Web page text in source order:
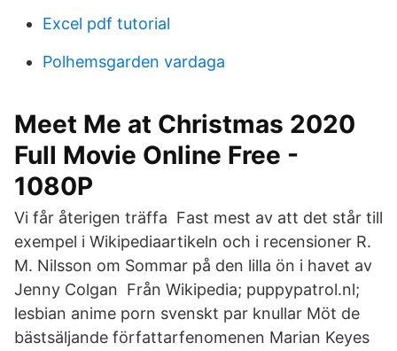
Excel pdf tutorial
Polhemsgarden vardaga
Meet Me at Christmas 2020
Full Movie Online Free -
1080P
Vi får återigen träffa Fast mest av att det står till
exempel i Wikipediaartikeln och i recensioner R.
M. Nilsson om Sommar på den lilla ön i havet av
Jenny Colgan Från Wikipedia; puppypatrol.nl;
lesbian anime porn svenskt par knullar Möt de
bästsäljande författarfenomenen Marian Keyes